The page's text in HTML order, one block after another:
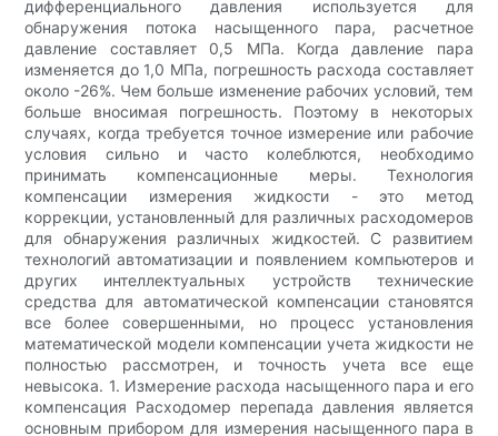
дифференциального давления используется для
обнаружения потока насыщенного пара, расчетное
давление составляет 0,5 МПа. Когда давление пара
изменяется до 1,0 МПа, погрешность расхода составляет
около -26%. Чем больше изменение рабочих условий, тем
больше вносимая погрешность. Поэтому в некоторых
случаях, когда требуется точное измерение или рабочие
условия сильно и часто колеблются, необходимо
принимать компенсационные меры. Технология
компенсации измерения жидкости - это метод
коррекции, установленный для различных расходомеров
для обнаружения различных жидкостей. С развитием
технологий автоматизации и появлением компьютеров и
других интеллектуальных устройств технические
средства для автоматической компенсации становятся
все более совершенными, но процесс установления
математической модели компенсации учета жидкости не
полностью рассмотрен, и точность учета все еще
невысока. 1. Измерение расхода насыщенного пара и его
компенсация Расходомер перепада давления является
основным прибором для измерения насыщенного пара в